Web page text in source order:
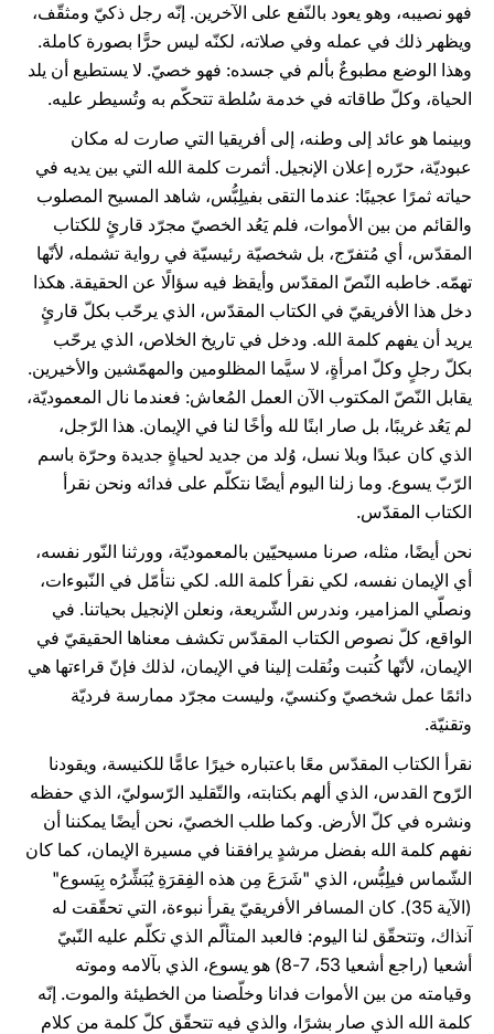
فهو نصيبه، وهو يعود بالنّفع على الآخرين. إنّه رجل ذكيّ ومثقّف،
ويظهر ذلك في عمله وفي صلاته، لكنّه ليس حرًّا بصورة كاملة.
وهذا الوضع مطبوعٌ بألم في جسده: فهو خصيّ. لا يستطيع أن يلد
الحياة، وكلّ طاقاته في خدمة سُلطة تتحكّم به وتُسيطر عليه.
وبينما هو عائد إلى وطنه، إلى أفريقيا التي صارت له مكان
عبوديّة، حرّره إعلان الإنجيل. أثمرت كلمة الله التي بين يديه في
حياته ثمرًا عجيبًا: عندما التقى بفيلِبُّس، شاهد المسيح المصلوب
والقائم من بين الأموات، فلم يَعُد الخصيّ مجرّد قارئٍ للكتاب
المقدّس، أي مُتفرّج، بل شخصيّة رئيسيّة في رواية تشمله، لأنّها
تهمّه. خاطبه النّصّ المقدّس وأيقظ فيه سؤالًا عن الحقيقة. هكذا
دخل هذا الأفريقيّ في الكتاب المقدّس، الذي يرحّب بكلّ قارئٍ
يريد أن يفهم كلمة الله. ودخل في تاريخ الخلاص، الذي يرحّب
بكلّ رجلٍ وكلّ امرأةٍ، لا سيَّما المظلومين والمهمّشين والأخيرين.
يقابل النّصّ المكتوب الآن العمل المُعاش: فعندما نال المعموديّة،
لم يَعُد غريبًا، بل صار ابنًا لله وأخًا لنا في الإيمان. هذا الرّجل،
الذي كان عبدًا وبلا نسل، وُلد من جديد لحياةٍ جديدة وحرّة باسم
الرّبّ يسوع. وما زلنا اليوم أيضًا نتكلّم على فدائه ونحن نقرأ
الكتاب المقدّس.
نحن أيضًا، مثله، صرنا مسيحيّين بالمعموديّة، وورثنا النّور نفسه،
أي الإيمان نفسه، لكي نقرأ كلمة الله. لكي نتأمّل في النّبوءات،
ونصلّي المزامير، وندرس الشّريعة، ونعلن الإنجيل بحياتنا. في
الواقع، كلّ نصوص الكتاب المقدّس تكشف معناها الحقيقيّ في
الإيمان، لأنّها كُتبت ونُقلت إلينا في الإيمان، لذلك فإنّ قراءتها هي
دائمًا عمل شخصيّ وكنسيّ، وليست مجرّد ممارسة فرديّة
وتقنيّة.
نقرأ الكتاب المقدّس معًا باعتباره خيرًا عامًّا للكنيسة، ويقودنا
الرّوح القدس، الذي ألهم بكتابته، والتّقليد الرّسوليّ، الذي حفظه
ونشره في كلّ الأرض. وكما طلب الخصيّ، نحن أيضًا يمكننا أن
نفهم كلمة الله بفضل مرشدٍ يرافقنا في مسيرة الإيمان، كما كان
الشّماس فيلِبُّس، الذي "شَرَعَ مِن هذه الفِقرَةِ يُبَشِّرُه بِيَسوع"
(الآية 35). كان المسافر الأفريقيّ يقرأ نبوءة، التي تحقّقت له
آنذاك، وتتحقّق لنا اليوم: فالعبد المتألّم الذي تكلّم عليه النّبيّ
أشعيا (راجع أشعيا 53، 7-8) هو يسوع، الذي بآلامه وموته
وقيامته من بين الأموات فدانا وخلّصنا من الخطيئة والموت. إنّه
كلمة الله الذي صار بشرًا، والذي فيه تتحقّق كلّ كلمة من كلام